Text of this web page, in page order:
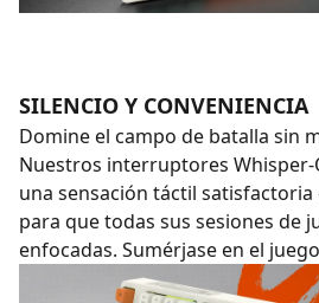
SILENCIO Y CONVENIENCIA
Domine el campo de batalla sin
Nuestros interruptores
una sensación táctil
para que todas sus sesiones de
enfocadas. Sumérjase en el